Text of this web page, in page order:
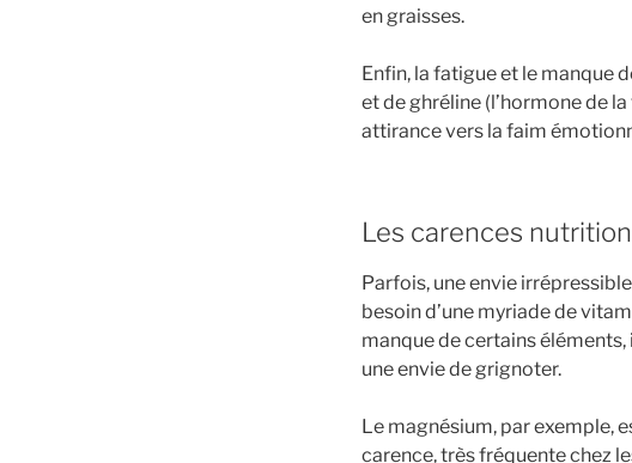
en graisses.
Enfin, la fatigue et le manque
et de ghréline (l’hormone de
attirance vers la faim
Les carences
Parfois, une envie
besoin d’une myriade de
manque de certains
une envie de grignoter.
Le magnésium, par exemple,
carence, très fréquente chez